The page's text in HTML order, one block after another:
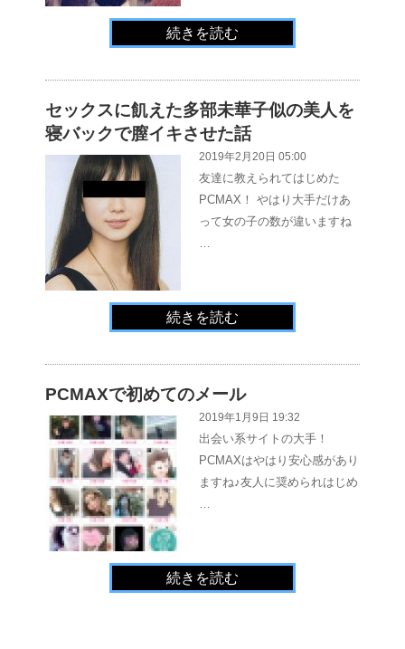
続きを読む
セックスに飢えた多部未華子似の美人を
寝バックで膣イキさせた話
2019年2月20日 05:00
友達に教えられてはじめた
PCMAX！ やはり大手だけあ
って女の子の数が違いますね
続きを読む
PCMAXで初めてのメール
2019年1月9日 19:32
出会い系サイトの大手！
PCMAXはやはり安心感があり
ますね♪友人に奨められはじめ
続きを読む